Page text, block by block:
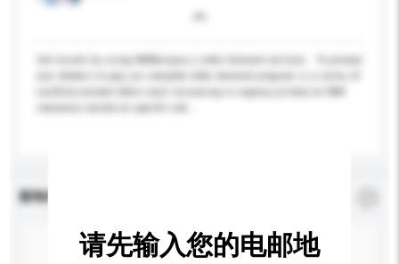
查询内容
请先输入您的电邮地